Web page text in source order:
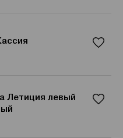
Летиция левый